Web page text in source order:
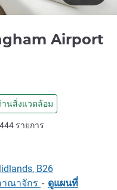
Airport4
นสิ่งแวดล้อม
น ALL)รายการ
B26
าณาจักร - ดูแผนที่